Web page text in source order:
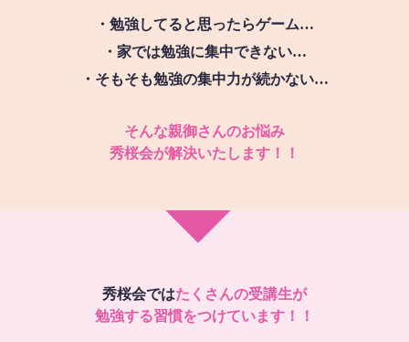
・勉強してると思ったらゲーム…
・家では勉強に集中できない…
・そもそも勉強の集中力が続かない…
そんな親御さんのお悩み
秀桜会が解決いたします！！
秀桜会ではたくさんの受講生が
勉強する習慣をつけています！！